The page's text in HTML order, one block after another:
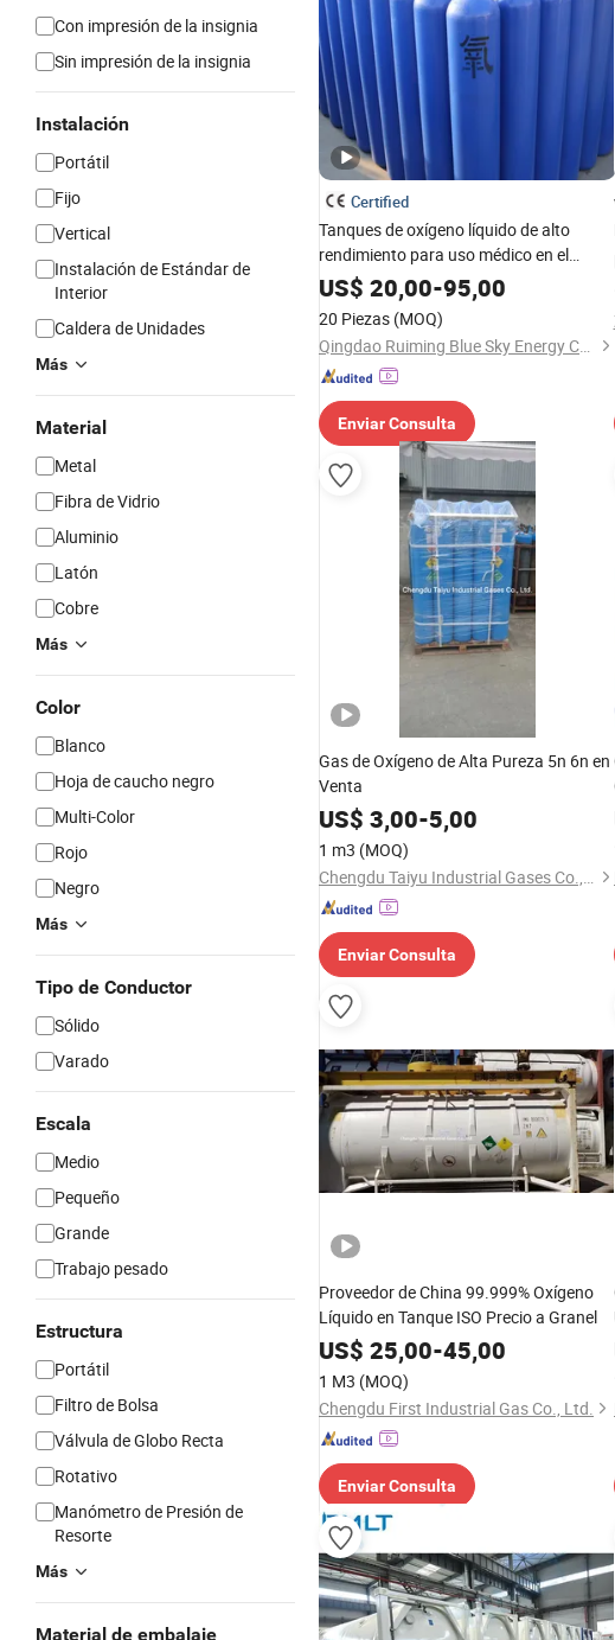
Con impresión de la insignia
Sin impresión de la insignia
Instalación
Portátil
Fijo
Vertical
Instalación de Estándar de
Interior
Caldera de Unidades
Más
Material
Metal
Fibra de Vidrio
Aluminio
Latón
Cobre
Más
Color
Blanco
Hoja de caucho negro
Multi-Color
Rojo
Negro
Más
Tipo de Conductor
Sólido
Varado
Escala
Medio
Pequeño
Grande
Trabajo pesado
Estructura
Portátil
Filtro de Bolsa
Válvula de Globo Recta
Rotativo
Manómetro de Presión de
Resorte
Más
Material de embalaje
Certified
Tanques de oxígeno líquido de alto
rendimiento para uso médico en el
Ártico
US$ 20,00-95,00
20 Piezas (MOQ)
Qingdao Ruiming Blue Sky Energy Co., Ltd.
Enviar Consulta
Gas de Oxígeno de Alta Pureza 5n 6n en
Venta
US$ 3,00-5,00
1 m3 (MOQ)
Chengdu Taiyu Industrial Gases Co., Ltd.
Enviar Consulta
Proveedor de China 99.999% Oxígeno
Líquido en Tanque ISO Precio a Granel
US$ 25,00-45,00
1 M3 (MOQ)
Chengdu First Industrial Gas Co., Ltd.
Enviar Consulta